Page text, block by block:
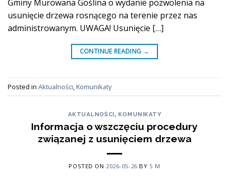
Gminy Murowana Goślina o wydanie pozwolenia na
usunięcie drzewa rosnącego na terenie przez nas
administrowanym. UWAGA! Usunięcie […]
CONTINUE READING →
Posted in Aktualności Komunikaty
AKTUALNOŚCI, KOMUNIKATY
Informacja o wszczęciu procedury
związanej z usunięciem drzewa
POSTED ON 2026-05-26 BY S M